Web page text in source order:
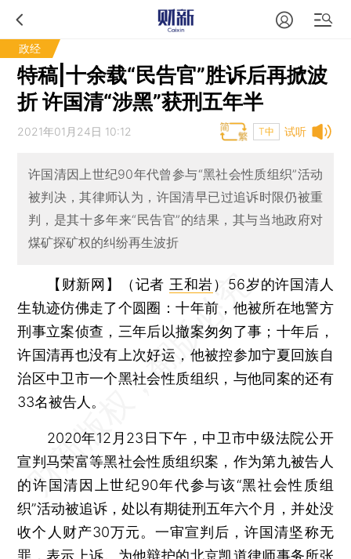
政经
特稿|十余载“民告官”胜诉后再掀波
折 许国清“涉黑”获刑五年半
试听
2021年01月24日 10:12 T中
许国清因上世纪90年代曾参与“黑社会性质组织”活动
被判决，其律师认为，许国清早已过追诉时限仍被重
判，是其十多年来“民告官”的结果，其与当地政府对
煤矿探矿权的纠纷再生波折
【财新网】（记者 王和岩） 56岁的许国清人
生轨迹仿佛走了个圆圈：十年前，他被所在地警方
刑事立案侦查，三年后以撤案匆匆了事；十年后，
许国清再也没有上次好运，他被控参加宁夏回族自
治区中卫市一个黑社会性质组织，与他同案的还有
33名被告人。
2020年12月23日下午，中卫市中级法院公开
宣判马荣富等黑社会性质组织案，作为第九被告人
的许国清因上世纪90年代参与该“黑社会性质组
织”活动被追诉，处以有期徒刑五年六个月，并处没
收个人财产30万元。一审宣判后，许国清坚称无
罪，表示上诉。为他辩护的北京凯道律师事务所张